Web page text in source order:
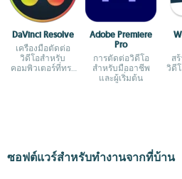
DaVinci Resolve
เครื่องมือตัดต่อ
วิดีโอสำหรับ
คอมพิวเตอร์ที่ทรง
Adobe Premiere
Pro
การตัดต่อวิดีโอ
สำหรับมืออาชีพ
และผู้เริ่มต้น
ส
วิดี
ซอฟต์แวร์สำหรับทำงานจากที่บ้าน